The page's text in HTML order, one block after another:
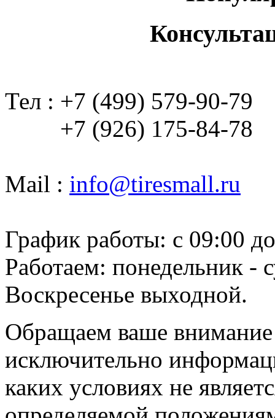
Тел : +7 (499) 579-90-79
+7 (926) 175-84-78
Mail : info@tiresmall.ru
График работы: c 09:00
Работаем: понедельник -
Воскресенье выходной.
Обращаем ваше внимание
исключительно
каких условиях не